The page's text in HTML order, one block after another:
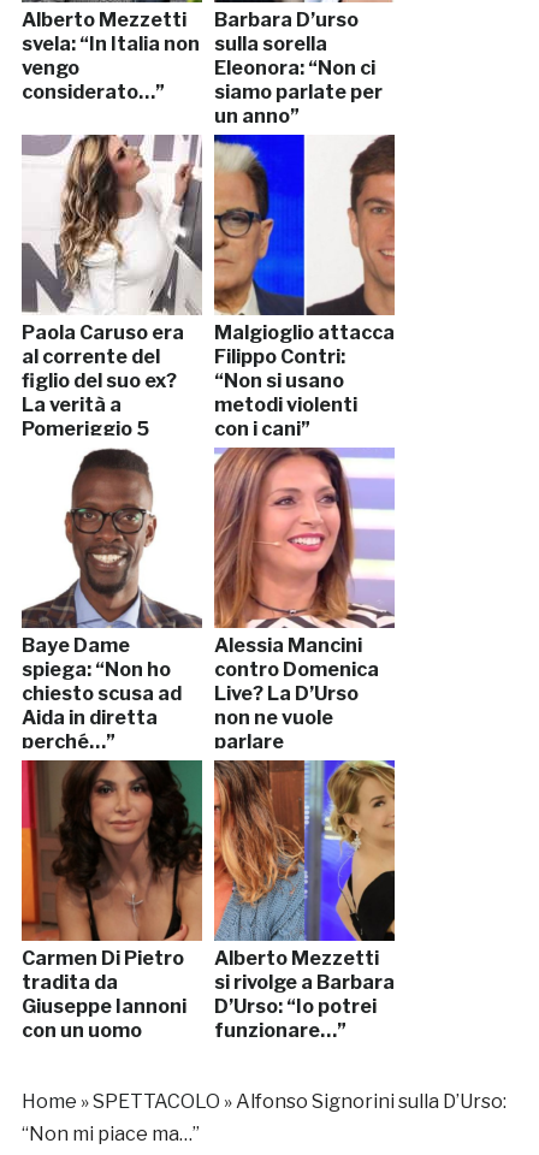
Alberto Mezzetti
svela: “In Italia non
vengo
considerato…”
Barbara D’urso
sulla sorella
Eleonora: “Non ci
siamo parlate per
un anno”
Paola Caruso era
al corrente del
figlio del suo ex?
La verità a
Pomeriggio 5
Malgioglio attacca
Filippo Contri:
“Non si usano
metodi violenti
con i cani”
Baye Dame
spiega: “Non ho
chiesto scusa ad
Aida in diretta
perché…”
Alessia Mancini
contro Domenica
Live? La D’Urso
non ne vuole
parlare
Carmen Di Pietro
tradita da
Giuseppe Iannoni
con un uomo
Alberto Mezzetti
si rivolge a Barbara
D’Urso: “Io potrei
funzionare…”
Home »SPETTACOLO »Alfonso Signorini sulla D’Urso:
“Non mi piace ma…”